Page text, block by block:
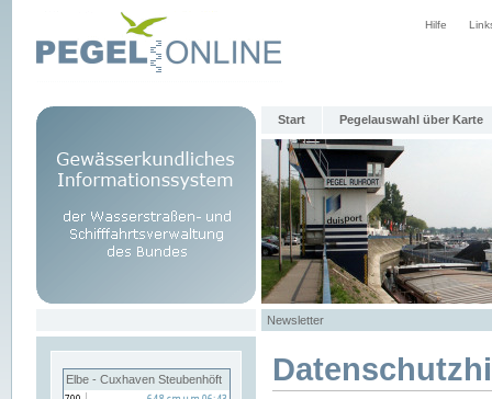
Hilfe
Start Pegelauswahl über Karte
Newsletter
Elbe - Cuxhaven Steubenhöft